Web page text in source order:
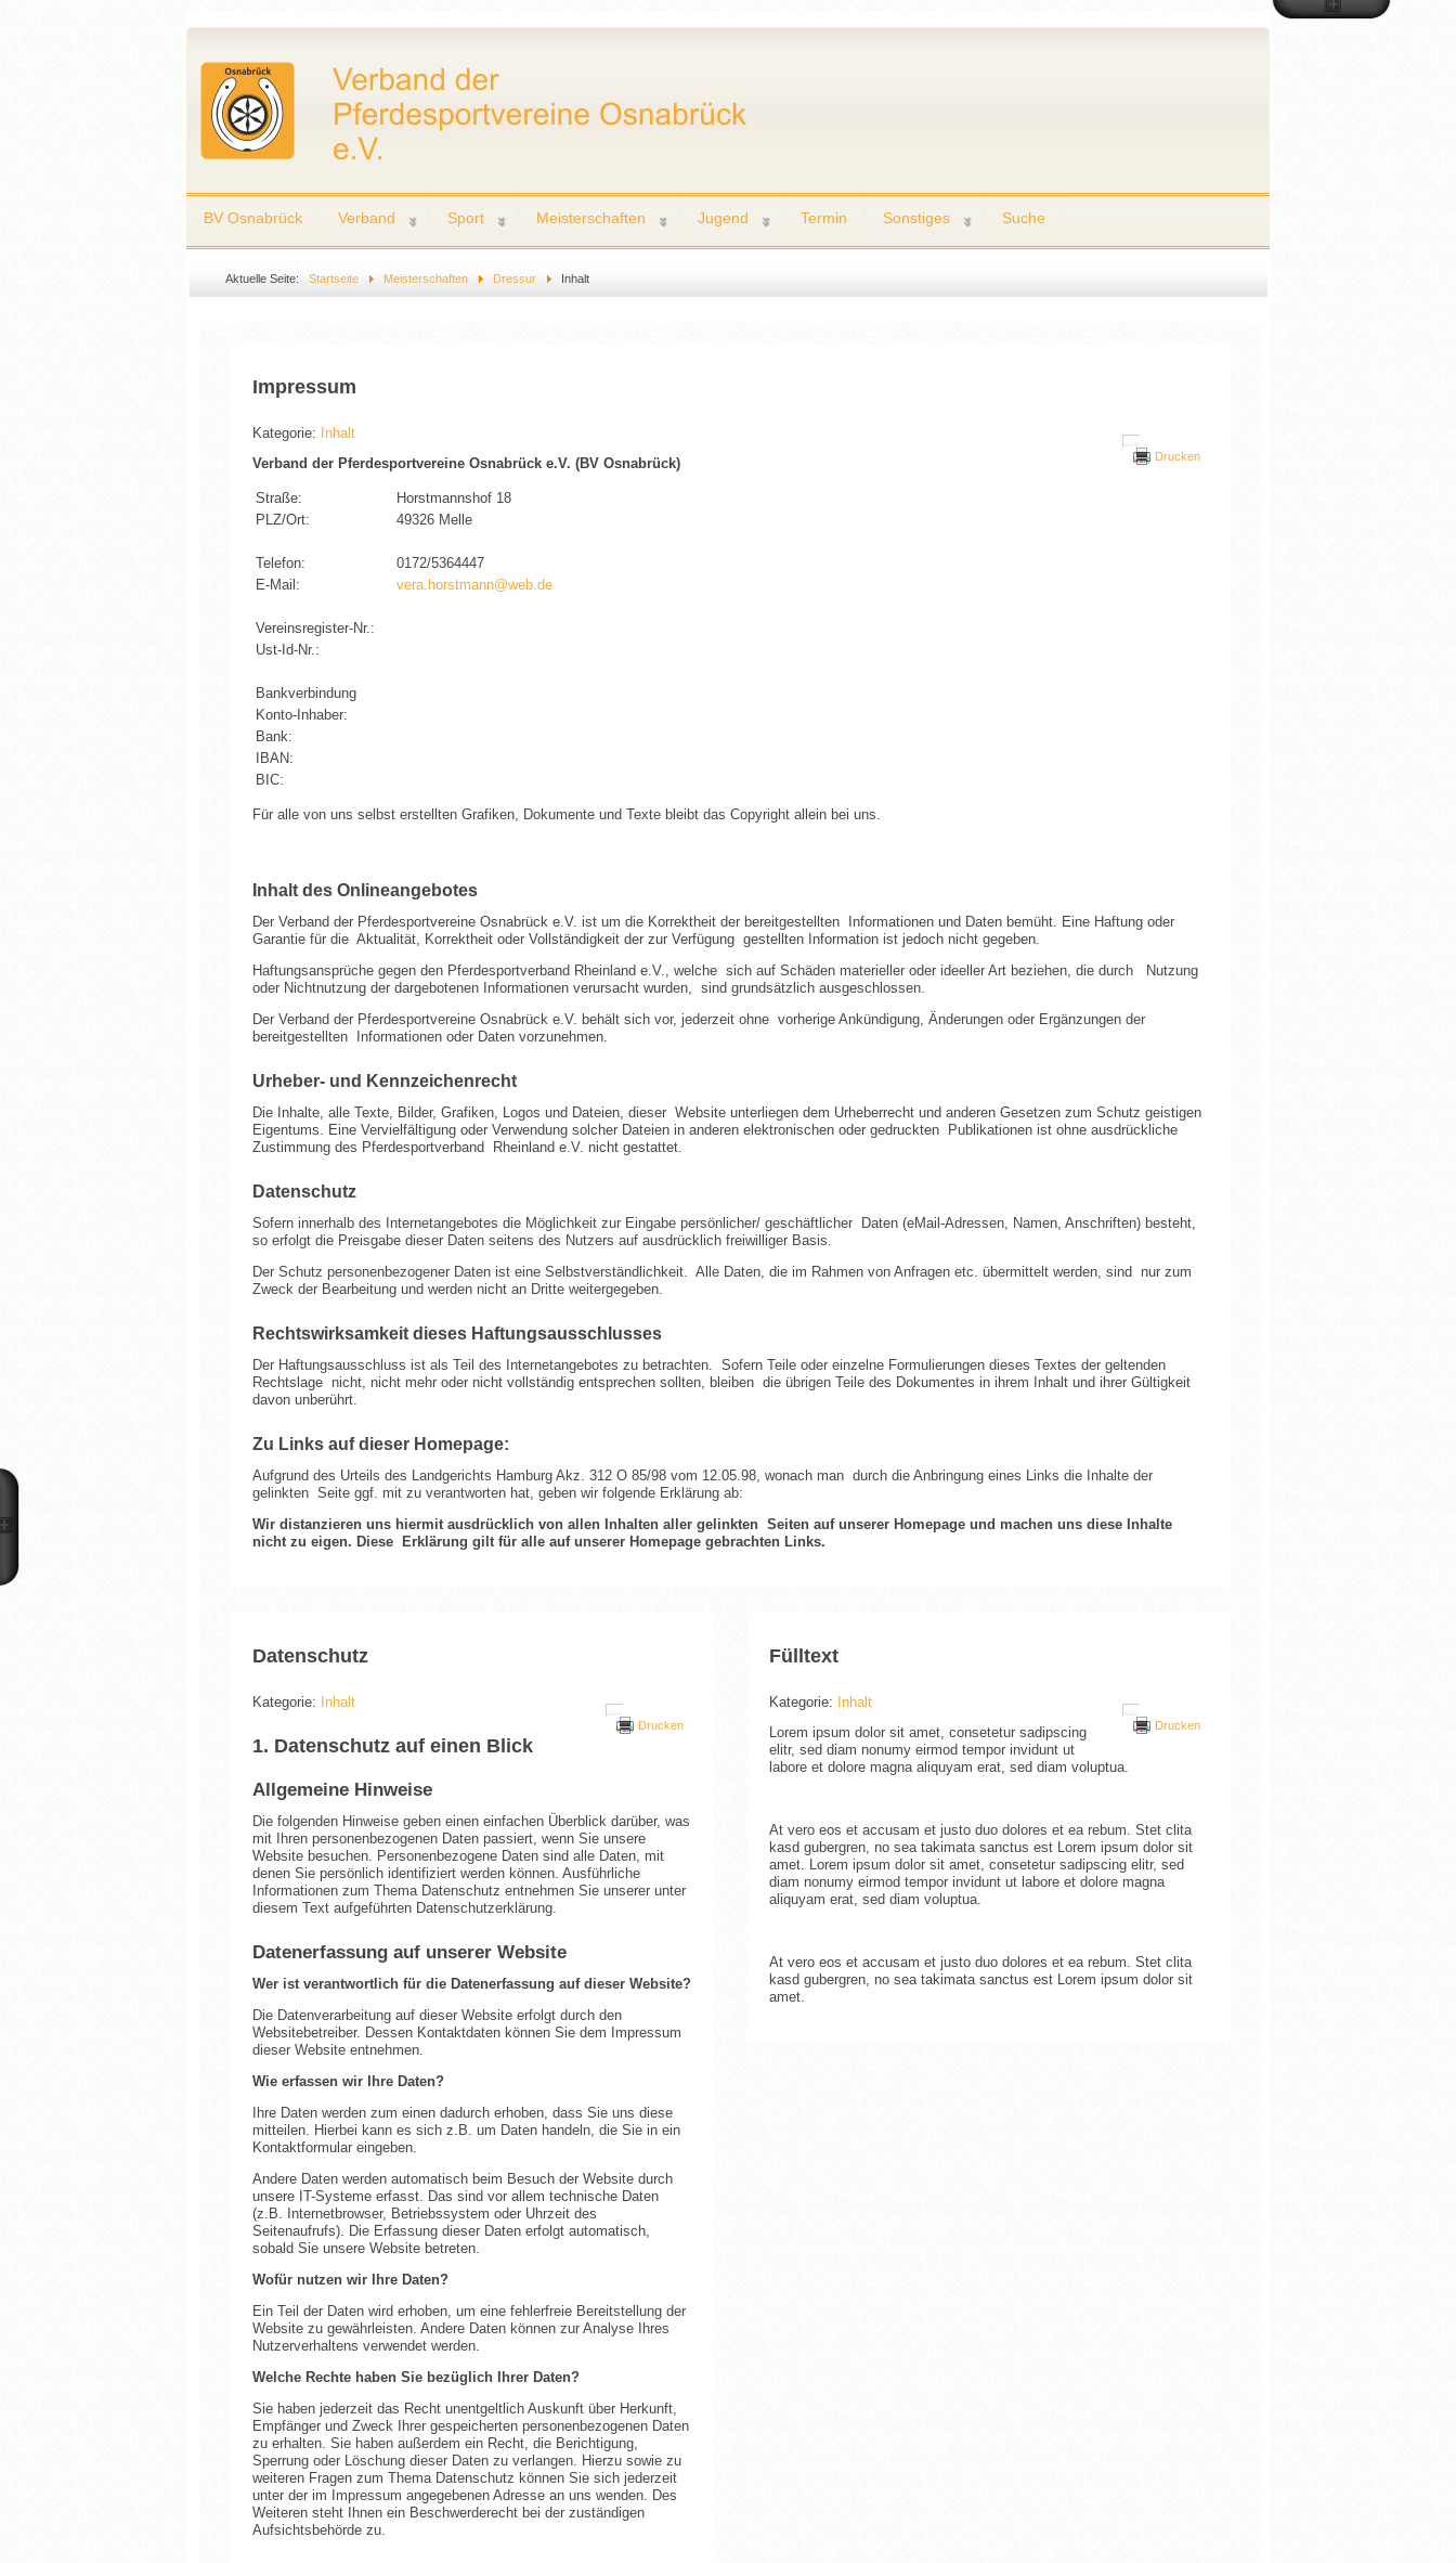
BV Osnabrück Verband Sport Meisterschaften Jugend Termin Sonstiges Suche
Aktuelle Seite: Startseite Meisterschaften Dressur Inhalt
Impressum
Drucken
Kategorie: Inhalt
Verband der Pferdesportvereine Osnabrück e.V. (BV Osnabrück)
Straße:
Horstmannshof 18
PLZ/Ort:
49326 Melle
Telefon:
0172/5364447
E-Mail:
vera.horstmann@web.de
Vereinsregister-Nr.:
Ust-Id-Nr.:
Bankverbindung
Konto-Inhaber:
Bank:
IBAN:
BIC:
Für alle von uns selbst erstellten Grafiken, Dokumente und Texte bleibt das Copyright allein bei uns.
Inhalt des Onlineangebotes
Der Verband der Pferdesportvereine Osnabrück e.V. ist um die Korrektheit der bereitgestellten Informationen und Daten bemüht. Eine Haftung oder
Garantie für die Aktualität, Korrektheit oder Vollständigkeit der zur Verfügung gestellten Information ist jedoch nicht gegeben.
Haftungsansprüche gegen den Pferdesportverband Rheinland e.V., welche sich auf Schäden materieller oder ideeller Art beziehen, die durch Nutzung
oder Nichtnutzung der dargebotenen Informationen verursacht wurden, sind grundsätzlich ausgeschlossen.
Der Verband der Pferdesportvereine Osnabrück e.V. behält sich vor, jederzeit ohne vorherige Ankündigung, Änderungen oder Ergänzungen der
bereitgestellten Informationen oder Daten vorzunehmen.
Urheber- und Kennzeichenrecht
Die Inhalte, alle Texte, Bilder, Grafiken, Logos und Dateien, dieser Website unterliegen dem Urheberrecht und anderen Gesetzen zum Schutz geistigen
Eigentums. Eine Vervielfältigung oder Verwendung solcher Dateien in anderen elektronischen oder gedruckten Publikationen ist ohne ausdrückliche
Zustimmung des Pferdesportverband Rheinland e.V. nicht gestattet.
Datenschutz
Sofern innerhalb des Internetangebotes die Möglichkeit zur Eingabe persönlicher/ geschäftlicher Daten (eMail-Adressen, Namen, Anschriften) besteht,
so erfolgt die Preisgabe dieser Daten seitens des Nutzers auf ausdrücklich freiwilliger Basis.
Der Schutz personenbezogener Daten ist eine Selbstverständlichkeit. Alle Daten, die im Rahmen von Anfragen etc. übermittelt werden, sind nur zum
Zweck der Bearbeitung und werden nicht an Dritte weitergegeben.
Rechtswirksamkeit dieses Haftungsausschlusses
Der Haftungsausschluss ist als Teil des Internetangebotes zu betrachten. Sofern Teile oder einzelne Formulierungen dieses Textes der geltenden
Rechtslage nicht, nicht mehr oder nicht vollständig entsprechen sollten, bleiben die übrigen Teile des Dokumentes in ihrem Inhalt und ihrer Gültigkeit
davon unberührt.
Zu Links auf dieser Homepage:
Aufgrund des Urteils des Landgerichts Hamburg Akz. 312 O 85/98 vom 12.05.98, wonach man durch die Anbringung eines Links die Inhalte der
gelinkten Seite ggf. mit zu verantworten hat, geben wir folgende Erklärung ab:
Wir distanzieren uns hiermit ausdrücklich von allen Inhalten aller gelinkten Seiten auf unserer Homepage und machen uns diese Inhalte
nicht zu eigen. Diese Erklärung gilt für alle auf unserer Homepage gebrachten Links.
Datenschutz
Drucken
Kategorie: Inhalt
1. Datenschutz auf einen Blick
Allgemeine Hinweise
Die folgenden Hinweise geben einen einfachen Überblick darüber, was
mit Ihren personenbezogenen Daten passiert, wenn Sie unsere
Website besuchen. Personenbezogene Daten sind alle Daten, mit
denen Sie persönlich identifiziert werden können. Ausführliche
Informationen zum Thema Datenschutz entnehmen Sie unserer unter
diesem Text aufgeführten Datenschutzerklärung.
Datenerfassung auf unserer Website
Wer ist verantwortlich für die Datenerfassung auf dieser Website?
Die Datenverarbeitung auf dieser Website erfolgt durch den
Websitebetreiber. Dessen Kontaktdaten können Sie dem Impressum
dieser Website entnehmen.
Wie erfassen wir Ihre Daten?
Ihre Daten werden zum einen dadurch erhoben, dass Sie uns diese
mitteilen. Hierbei kann es sich z.B. um Daten handeln, die Sie in ein
Kontaktformular eingeben.
Andere Daten werden automatisch beim Besuch der Website durch
unsere IT-Systeme erfasst. Das sind vor allem technische Daten
(z.B. Internetbrowser, Betriebssystem oder Uhrzeit des
Seitenaufrufs). Die Erfassung dieser Daten erfolgt automatisch,
sobald Sie unsere Website betreten.
Wofür nutzen wir Ihre Daten?
Ein Teil der Daten wird erhoben, um eine fehlerfreie Bereitstellung der
Website zu gewährleisten. Andere Daten können zur Analyse Ihres
Nutzerverhaltens verwendet werden.
Welche Rechte haben Sie bezüglich Ihrer Daten?
Sie haben jederzeit das Recht unentgeltlich Auskunft über Herkunft,
Empfänger und Zweck Ihrer gespeicherten personenbezogenen Daten
zu erhalten. Sie haben außerdem ein Recht, die Berichtigung,
Sperrung oder Löschung dieser Daten zu verlangen. Hierzu sowie zu
weiteren Fragen zum Thema Datenschutz können Sie sich jederzeit
unter der im Impressum angegebenen Adresse an uns wenden. Des
Weiteren steht Ihnen ein Beschwerderecht bei der zuständigen
Aufsichtsbehörde zu.
Fülltext
Drucken
Kategorie: Inhalt
Lorem ipsum dolor sit amet, consetetur sadipscing
elitr, sed diam nonumy eirmod tempor invidunt ut
labore et dolore magna aliquyam erat, sed diam voluptua.
At vero eos et accusam et justo duo dolores et ea rebum. Stet clita
kasd gubergren, no sea takimata sanctus est Lorem ipsum dolor sit
amet. Lorem ipsum dolor sit amet, consetetur sadipscing elitr, sed
diam nonumy eirmod tempor invidunt ut labore et dolore magna
aliquyam erat, sed diam voluptua.
At vero eos et accusam et justo duo dolores et ea rebum. Stet clita
kasd gubergren, no sea takimata sanctus est Lorem ipsum dolor sit
amet.